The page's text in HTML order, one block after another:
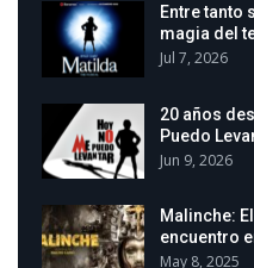
Entre tanto
magia del
Jul 7, 2026
20 años
Puedo
Jun 9, 2026
Malinche:
encuentro
May 8, 2025